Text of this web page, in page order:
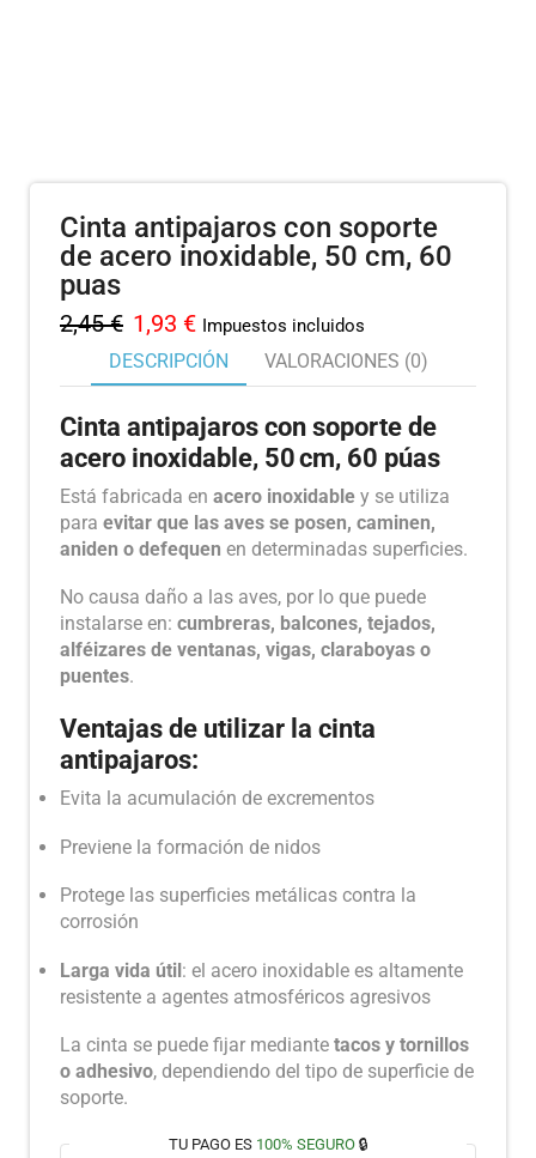
Cinta antipajaros con soporte
de acero inoxidable, 50 cm, 60
puas
2,45€ 1,93 € Impuestos incluidos
DESCRIPCIÓN VALORACIONES (0)
Cinta antipajaros con soporte de
acero inoxidable, 50 cm, 60 púas
Está fabricada en acero inoxidable y se utiliza
para evitar que las aves se posen, caminen,
aniden o defequen en determinadas superficies.
No causa daño a las aves, por lo que puede
instalarse en: cumbreras, balcones, tejados,
alféizares de ventanas, vigas, claraboyas o
puentes.
Ventajas de utilizar la cinta
antipajaros:
Evita la acumulación de excrementos
Previene la formación de nidos
Protege las superficies metálicas contra la
corrosión
Larga vida útil: el acero inoxidable es altamente
resistente a agentes atmosféricos agresivos
La cinta se puede fijar mediante tacos y tornillos
o adhesivo, dependiendo del tipo de superficie de
soporte.
TU PAGO ES 100% SEGURO🔒